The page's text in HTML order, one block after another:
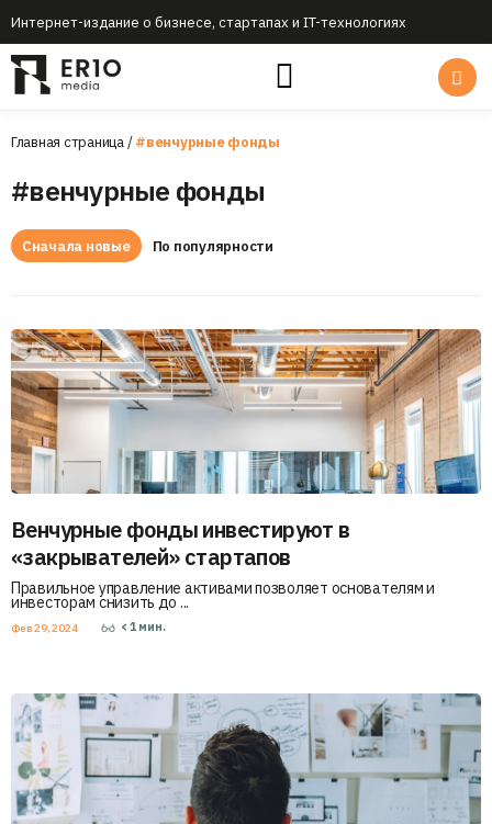
Интернет-издание о бизнесе, стартапах и IT-технологиях
Главная страница/#венчурные фонды
#венчурные фонды
Сначала новые По популярности
Венчурные фонды инвестируют в
«закрывателей» стартапов
Правильное управление активами позволяет основателям и
инвесторам снизить до ...
Фев 29, 2024 < 1 мин.